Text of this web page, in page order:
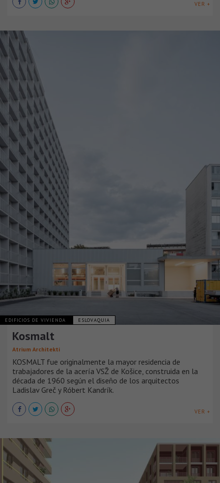
VER +
EDIFICIOS DE VIVIENDA ESLOVAQUIA
Kosmalt
Atrium Architekti
KOSMALT fue originalmente la mayor residencia de
trabajadores de la acería VSŽ de Košice, construida en la
década de 1960 según el diseño de los arquitectos
Ladislav Greč y Róbert Kandrík.
VER +